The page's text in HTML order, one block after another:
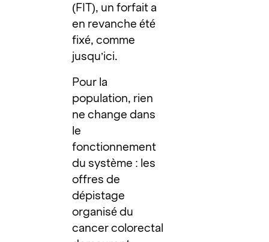
(FIT), un forfait a
en revanche été
fixé, comme
jusqu’ici.
Pour la
population, rien
ne change dans
le
fonctionnement
du système : les
offres de
dépistage
organisé du
cancer colorectal